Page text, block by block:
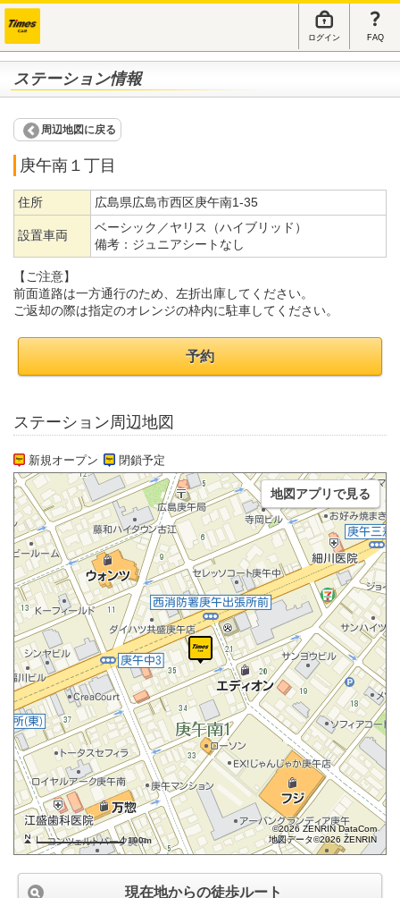
ログイン FAQ
ステーション情報
周辺地図に戻る
庚午南１丁目
住所 広島県広島市西区庚午南1-35
設置車両
ベーシック／ヤリス（ハイブリッド）
備考： ジュニアシートなし
【ご注意】
前面道路は一方通行のため、左折出庫してください。
ご返却の際は指定のオレンジの枠内に駐車してください。
予約
ステーション周辺地図
新規オープン 閉鎖予定
100m
©2026 ZENRIN DataCom
地図データ©2026 ZENRIN
地図アプリで見る
現在地からの徒歩ルート